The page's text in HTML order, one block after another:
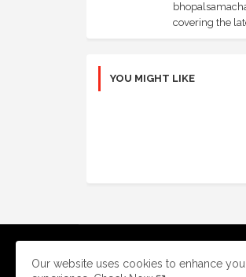
covering the
YOU MIGHT LIKE
Our website uses cookies to enhance